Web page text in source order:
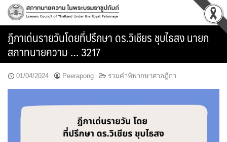
Skip
content
ฎีกาเด่นรายวันโดยที่ปรึกษา ดร.วิเชียร ชุบไธสง นายก
สภาทนายความ … 3217
01/04/2024 Peerapong รวมคำพิพากษาศาลฎีกา